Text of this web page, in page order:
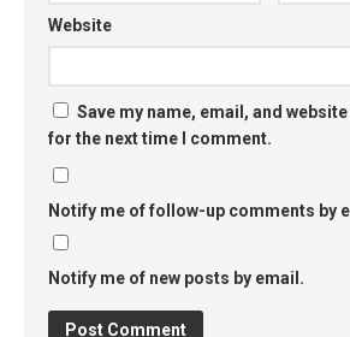
Website
Save my name, email, and
for the next time I comment.
Notify me of follow-up comments by
Notify me of new posts by email.